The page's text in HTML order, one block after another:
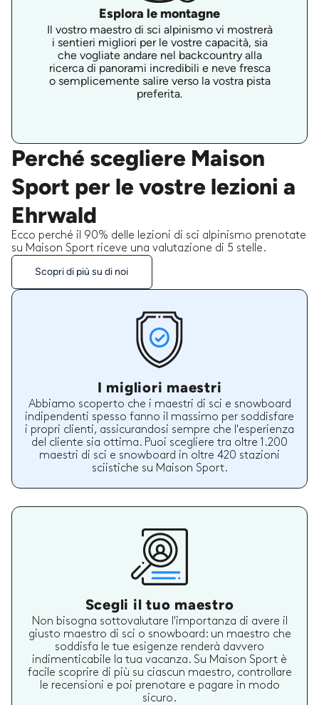
Esplora le montagne
Il vostro maestro di sci alpinismo vi mostrerà
i sentieri migliori per le vostre capacità, sia
che vogliate andare nel backcountry alla
ricerca di panorami incredibili e neve fresca
o semplicemente salire verso la vostra pista
preferita.
Perché scegliere Maison
Sport per le vostre lezioni a
Ehrwald
Ecco perché il 90% delle lezioni di sci alpinismo prenotate
su Maison Sport riceve una valutazione di 5 stelle.
Scopri di più su di noi
I migliori maestri
Abbiamo scoperto che i maestri di sci e snowboard
indipendenti spesso fanno il massimo per soddisfare
i propri clienti, assicurandosi sempre che l'esperienza
del cliente sia ottima. Puoi scegliere tra oltre 1.200
maestri di sci e snowboard in oltre 420 stazioni
sciistiche su Maison Sport.
Scegli il tuo maestro
Non bisogna sottovalutare l'importanza di avere il
giusto maestro di sci o snowboard: un maestro che
soddisfa le tue esigenze renderà davvero
indimenticabile la tua vacanza. Su Maison Sport è
facile scoprire di più su ciascun maestro, controllare
le recensioni e poi prenotare e pagare in modo
sicuro.